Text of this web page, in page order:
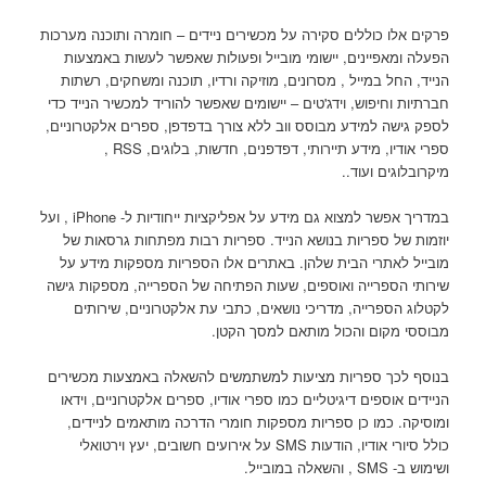
פרקים אלו כוללים סקירה על מכשירים ניידים – חומרה ותוכנה מערכות
הפעלה ומאפיינים, יישומי מובייל ופעולות שאפשר לעשות באמצעות
הנייד, החל במייל , מסרונים, מוזיקה ורדיו, תוכנה ומשחקים, רשתות
חברתיות וחיפוש, וידג'טים – יישומים שאפשר להוריד למכשיר הנייד כדי
לספק גישה למידע מבוסס ווב ללא צורך בדפדפן, ספרים אלקטרוניים,
ספרי אודיו, מידע תיירותי, דפדפנים, חדשות, בלוגים, RSS ,
מיקרובלוגים ועוד..
במדריך אפשר למצוא גם מידע על אפליקציות ייחודיות ל- iPhone , ועל
יוזמות של ספריות בנושא הנייד. ספריות רבות מפתחות גרסאות של
מובייל לאתרי הבית שלהן. באתרים אלו הספריות מספקות מידע על
שירותי הספרייה ואוספים, שעות הפתיחה של הספרייה, מספקות גישה
לקטלוג הספרייה, מדריכי נושאים, כתבי עת אלקטרוניים, שירותים
מבוססי מקום והכול מותאם למסך הקטן.
בנוסף לכך ספריות מציעות למשתמשים להשאלה באמצעות מכשירים
הניידים אוספים דיגיטליים כמו ספרי אודיו, ספרים אלקטרוניים, וידאו
ומוסיקה. כמו כן ספריות מספקות חומרי הדרכה מותאמים לניידים,
כולל סיורי אודיו, הודעות SMS על אירועים חשובים, יעץ וירטואלי
ושימוש ב- SMS , והשאלה במובייל.